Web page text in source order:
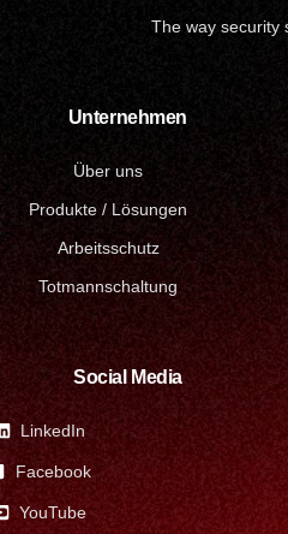
The way security
Unternehmen
Über uns
Produkte / Lösungen
Arbeitsschutz
Totmannschaltung
Social Media
LinkedIn
Facebook
YouTube